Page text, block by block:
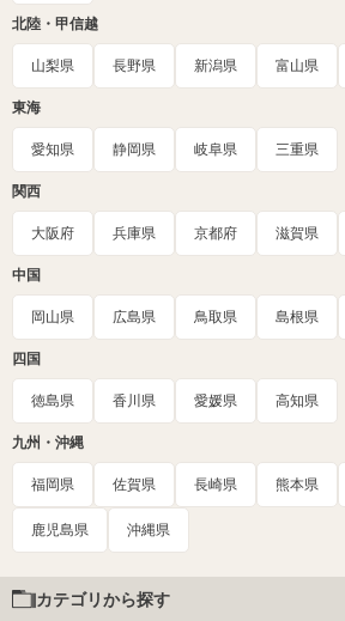
北陸・甲信越
山梨県 長野県 新潟県 富山県
東海
愛知県 静岡県 岐阜県 三重県
関西
大阪府 兵庫県 京都府 滋賀県
中国
岡山県 広島県 鳥取県 島根県
四国
徳島県 香川県 愛媛県 高知県
九州・沖縄
福岡県 佐賀県 長崎県 熊本県
鹿児島県 沖縄県
カテゴリから探す